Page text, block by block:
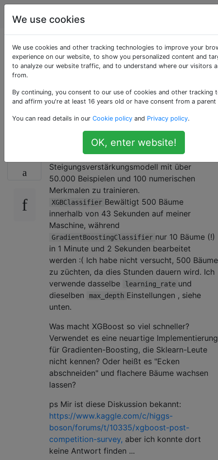
Data Science
Warum ist xgboost so
viel schneller als
sklearn
Ich versuche, ein
Steigungsverstärkungsmodell mit über
50.000 Beispielen und 100 numerischen
Merkmalen zu trainieren.
XGBClassifier Bewältigt 500 Bäume
innerhalb von 43 Sekunden auf meiner
Maschine, während
GradientBoostingClassifier nur 10 Bäume (!)
in 1 Minute und 2 Sekunden bearbeitet
werden :( Ich habe nicht versucht, 500 Bäume
zu züchten, da dies Stunden dauern wird. Ich
verwende dasselbe
learning_rate und
dieselben
max_depth Einstellungen , siehe
unten.
Was macht XGBoost so viel schneller?
Verwendet es eine neuartige Implementierung
für Gradienten-Boosting, die Sklearn-Leute
nicht kennen? Oder heißt es "Ecken
abschneiden" und flachere Bäume wachsen
lassen?
ps Mir ist diese Diskussion bekannt:
https://www.kaggle.com/c/higgs-
boson/forums/t/10335/xgboost-post-
competition-survey, aber ich konnte dort
keine Antwort finden ...
We use cookies
We use cookies and other tracking technologies to improve your
experience on our website, to show you personalized content and
to analyze our website traffic, and to understand where our visitors
from.
By continuing, you consent to our use of cookies and other tracking
and affirm you're at least 16 years old or have consent from a parent
You can read details in our Cookie policy and Privacy policy.
OK, enter website!